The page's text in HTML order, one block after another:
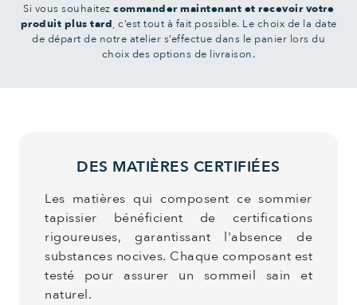
Si vous souhaitez commander maintenant et recevoir votre
produit plus tard, c’est tout à fait possible. Le choix de la date
de départ de notre atelier s’effectue dans le panier lors du
choix des options de livraison.
DES MATIÈRES CERTIFIÉES
Les matières qui composent ce sommier
tapissier bénéficient de certifications
rigoureuses, garantissant l'absence de
substances nocives. Chaque composant est
testé pour assurer un sommeil sain et
naturel.